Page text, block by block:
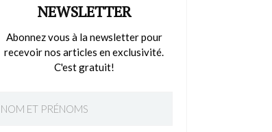
NEWSLETTER
Abonnez vous à la newsletter pour
recevoir nos articles en exclusivité.
C'est gratuit!